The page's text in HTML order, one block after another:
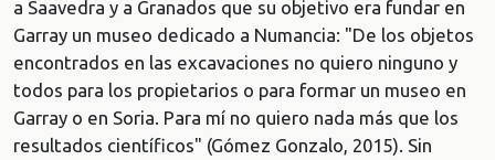
a Saavedra y a Granados que su objetivo era fundar en
Garray un museo dedicado a Numancia: "De los objetos
encontrados en las excavaciones no quiero ninguno y
todos para los propietarios o para formar un museo en
Garray o en Soria. Para mí no quiero nada más que los
resultados científicos" (Gómez Gonzalo, 2015). Sin